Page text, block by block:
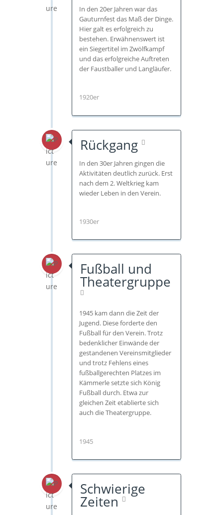
In den 20er Jahren war das
Gauturnfest das Maß der Dinge.
Hier galt es erfolgreich zu
bestehen. Erwähnenswert ist
ein Siegertitel im Zwölfkampf
und das erfolgreiche Auftreten
der Faustballer und Langläufer.
1920er
Rückgang
In den 30er Jahren gingen die
Aktivitäten deutlich zurück. Erst
nach dem 2. Weltkrieg kam
wieder Leben in den Verein.
1930er
Fußball und
Theatergruppe
1945 kam dann die Zeit der
Jugend. Diese forderte den
Fußball für den Verein. Trotz
bedenklicher Einwände der
gestandenen Vereinsmitglieder
und trotz Fehlens eines
fußballgerechten Platzes im
Kämmerle setzte sich König
Fußball durch. Etwa zur
gleichen Zeit etablierte sich
auch die Theatergruppe.
1945
Schwierige
Zeiten